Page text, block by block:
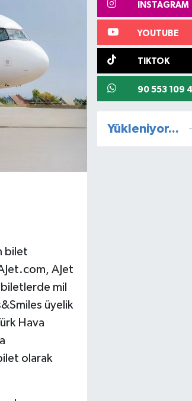
bilet
AJet
mil
üyelik
Hava
olarak
INSTAGRAM
YOUTUBE
TIKTOK
90 553 109
Yükleniyor...